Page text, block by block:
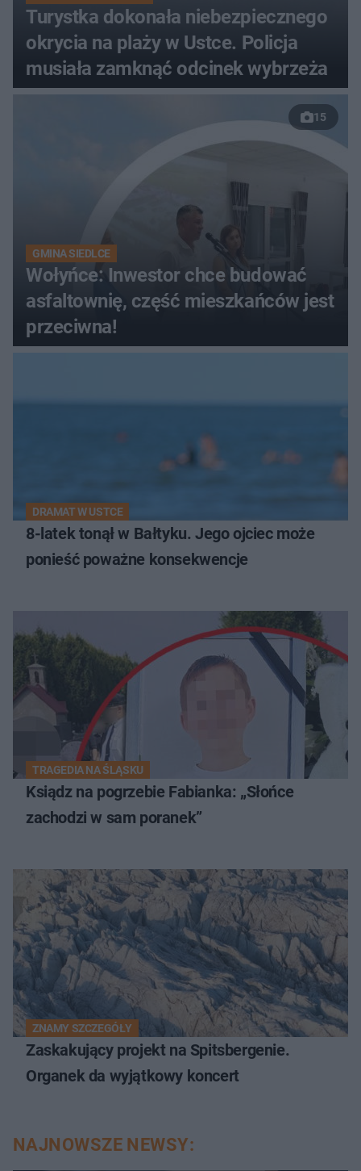
Turystka dokonała niebezpiecznego
okrycia na plaży w Ustce. Policja
musiała zamknąć odcinek wybrzeża
15
GMINA SIEDLCE
Wołyńce: Inwestor chce budować
asfaltownię, część mieszkańców jest
przeciwna!
DRAMAT W USTCE
8-latek tonął w Bałtyku. Jego ojciec może
ponieść poważne konsekwencje
TRAGEDIA NA ŚLĄSKU
Ksiądz na pogrzebie Fabianka: „Słońce
zachodzi w sam poranek”
ZNAMY SZCZEGÓŁY
Zaskakujący projekt na Spitsbergenie.
Organek da wyjątkowy koncert
NAJNOWSZE NEWSY: